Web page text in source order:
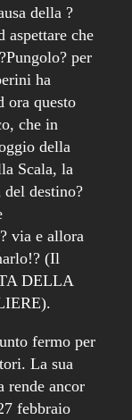
della ?
aspettare che
per
ha
ora questo
che in
della
Scala, la
del destino?
via e allora
(Il
DELLA
fermo per
La sua
rende ancor
febbraio